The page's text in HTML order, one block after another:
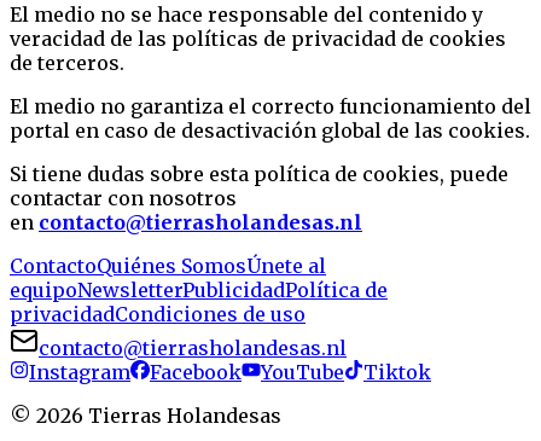
El medio no se hace responsable del contenido y
veracidad de las políticas de privacidad de cookies
de terceros.
El medio no garantiza el correcto funcionamiento del
portal en caso de desactivación global de las cookies.
Si tiene dudas sobre esta política de cookies, puede
contactar con nosotros
en contacto@tierrasholandesas.nl
ContactoQuiénes SomosÚnete al
equipoNewsletterPublicidadPolítica de
privacidadCondiciones de uso
contacto@tierrasholandesas.nl
Instagram
Facebook YouTube
Tiktok
© 2026 Tierras Holandesas